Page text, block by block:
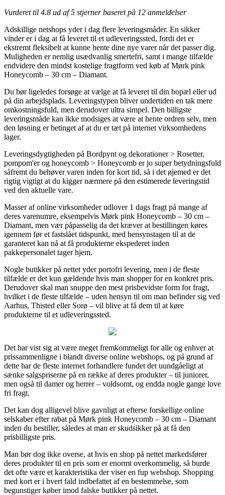
Vurderet til 4.8 ud af 5 stjerner baseret på 12 anmeldelser
Adskillige netshops yder i dag flere leveringsmåder. En sikker
vinder er i dag at få leveret til et udleveringssted, fordi det er
ekstremt fleksibelt at kunne hente dine nye varer når det passer dig.
Muligheden er nemlig usædvanlig smertefri, samt i mange tilfælde
endvidere den mindst kostelige fragtform ved køb af Mørk pink
Honeycomb – 30 cm – Diamant.
Du bør ligeledes forsøge at vælge at få leveret til din bopæl eller ud
på din arbejdsplads. Leveringstypen bliver undertiden en tak mere
omkostningsfuld, men derudover ultra simpel. Den billigste
leveringsmåde kan ikke modsiges at være at hente ordren selv, men
den løsning er betinget af at du er tæt på internet virksomhedens
lager.
Leveringsdygtigheden på Bordpynt og dekorationer > Rosetter,
pompom'er og honeycomb > Honeycomb er jo super betydningsfuld
såfremt du behøver varen inden for kort tid, så i det øjemed er det
rigtig vigtigt at du kigger nærmere på den estimerede leveringstid
ved den aktuelle vare.
Masser af online virksomheder udlover 1 dags fragt på mange af
deres varenumre, eksempelvis Mørk pink Honeycomb – 30 cm –
Diamant, men vær påpasselig da det kræver at bestillingen køres
igennem før et fastslået tidspunkt, med hensynstagen til at de
garanteret kan nå at få produkterne ekspederet inden
pakkepersonalet tager hjem.
Nogle butikker på nettet yder portofri levering, men i de fleste
tilfælde er det kun gældende hvis man shopper for en konkret pris.
Derudover skal man snuppe den mest prisbevidste form for fragt,
hvilket i de fleste tilfælde – uden hensyn til om man befinder sig ved
Aarhus, Thisted eller Sorø – vil blive at få dem til at køre
produkterne til et udleveringssted.
Det har vist sig at være meget fremkommeligt for alle og enhver at
prissammenligne i blandt diverse online webshops, og på grund af
dette har de fleste internet forhandlere fundet det uundgåeligt at
sænke salgspriserne på en række af deres produkter – til juniorer,
men også til damer og herrer – voldsomt, og endda nogle gange love
fri fragt.
Det kan dog alligevel blive gavnligt at efterse forskellige online
selskaber efter rabat på Mørk pink Honeycomb – 30 cm – Diamant
inden du bestiller, således at man er skudsikker på at få den
prisbilligste pris.
Man bør dog ikke overse, at hvis en shop på nettet markedsfører
deres produkter til en pris som er enormt overkommelig, så burde
det ofte være et karakteristika der viser en fup webshop. Shopping
med kort er i hvert fald indbefattet af en bestemmelse, som
begunstiger køber imod falske butikker på nettet.